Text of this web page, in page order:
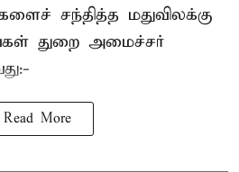
சந்தித்த மதுவிலக்கு
துறை அமைச்சர்
Read More